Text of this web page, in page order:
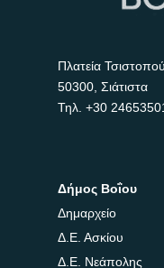
Πλατεία
50300, Σιάτιστα
Τηλ. +30
Δήμος Βοΐου
Δημαρχείο
Δ.Ε. Ασκίου
Δ.Ε. Νεάπολης